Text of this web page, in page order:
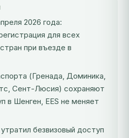
2026 года:
для всех
при въезде в
(Гренада, Доминика,
Сент-Люсия) сохраняют
в Шенген, EES не меняет
безвизовый доступ